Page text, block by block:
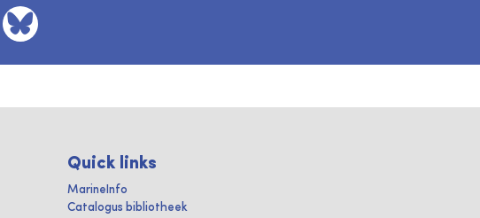
Quick links
MarineInfo
Catalogus bibliotheek